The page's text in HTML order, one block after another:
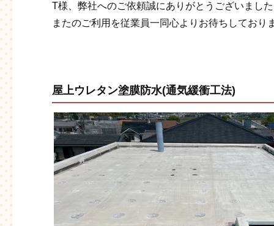
T様、弊社へのご依頼誠にありがとうございまし
またのご利用を従業員一同心よりお待ちしており
屋上ウレタン塗膜防水(通気緩衝工法)